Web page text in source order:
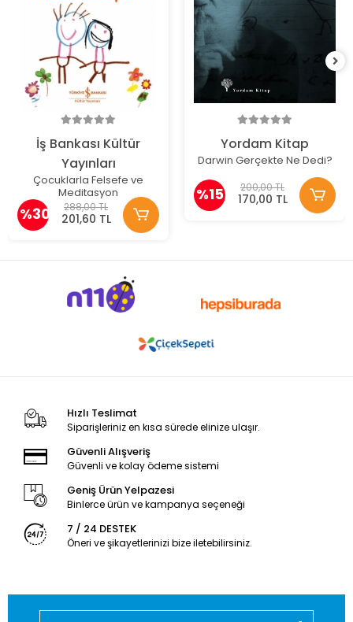
İş Bankası Kültür
Yayınları
Çocuklarla Felsefe ve
Meditasyon
%30 288,00 TL
201,60 TL
Yordam Kitap
Darwin Gerçekte Ne Dedi?
%15 200,00 TL
170,00 TL
Hızlı Teslimat
Siparişleriniz en kısa sürede elinize ulaşır.
Güvenli Alışveriş
Güvenli ve kolay ödeme sistemi
Geniş Ürün Yelpazesi
Binlerce ürün ve kampanya seçeneği
7 / 24 DESTEK
Öneri ve şikayetlerinizi bize iletebilirsiniz.